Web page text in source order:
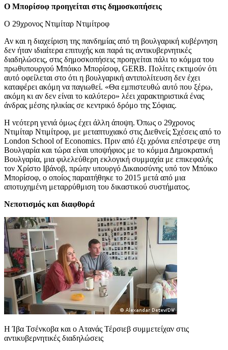
Ο Μπορίσοφ προηγείται στις δημοσκοπήσεις
Ο 29χρονος Ντιμίταρ Ντιμίτροφ
Αν και η διαχείριση της πανδημίας από τη βουλγαρική κυβέρνηση
δεν ήταν ιδιαίτερα επιτυχής και παρά τις αντικυβερνητικές
διαδηλώσεις, στις δημοσκοπήσεις προηγείται πάλι το κόμμα του
πρωθυπουργού Μπόικο Μπορίσοφ, GERB. Πολίτες εκτιμούν ότι
αυτό οφείλεται στο ότι η βουλγαρική αντιπολίτευση δεν έχει
καταφέρει ακόμη να παγιωθεί. «Θα εμπιστευθώ αυτό που ξέρω,
ακόμη κι αν δεν είναι το καλύτερο» λέει χαρακτηριστικά ένας
άνδρας μέσης ηλικίας σε κεντρικό δρόμο της Σόφιας.
Η νεότερη γενιά όμως έχει άλλη άποψη. Όπως ο 29χρονος
Ντιμίταρ Ντιμίτροφ, με μεταπτυχιακό στις Διεθνείς Σχέσεις από το
London School of Economics. Πριν από έξι χρόνια επέστρεψε στη
Βουλγαρία και τώρα είναι υποψήφιος με το κόμμα Δημοκρατική
Βουλγαρία, μια φιλελεύθερη εκλογική συμμαχία με επικεφαλής
τον Χρίστο Ιβάνοβ, πρώην υπουργό Δικαιοσύνης υπό τον Μπόικο
Μπορίσοφ, ο οποίος παραιτήθηκε το 2015 μετά από μια
αποτυχημένη μεταρρύθμιση του δικαστικού συστήματος.
Νεποτισμός και διαφθορά
Η Ίβα Τσένκοβα και ο Ατανάς Τέρσιεβ συμμετείχαν στις
αντικυβερνητικές διαδηλώσεις